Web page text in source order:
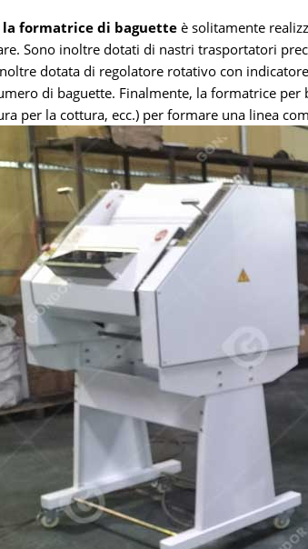
la formatrice di baguette è solitamente
Sono inoltre dotati di nastri trasportatori
dotata di regolatore rotativo con
di baguette. Finalmente, la formatrice
per la cottura, ecc.) per formare una linea